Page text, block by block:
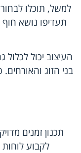
למשל, תוכלו
תעדיפו נושא חוף
העיצוב יכול
בני הזוג
תכנון זמנים
לקבוע